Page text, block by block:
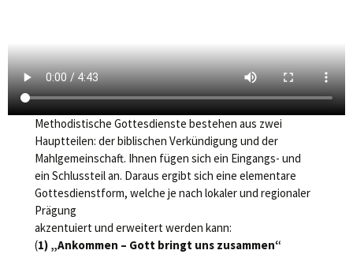
Methodistische Gottesdienste bestehen aus zwei
Hauptteilen: der biblischen Verkündigung und der
Mahlgemeinschaft. Ihnen fügen sich ein Eingangs- und
ein Schlussteil an. Daraus ergibt sich eine elementare
Gottesdienstform, welche je nach lokaler und regionaler
Prägung
akzentuiert und erweitert werden kann:
(1) „Ankommen – Gott bringt uns zusammen“